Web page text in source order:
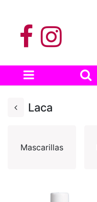
Laca
Mascarillas